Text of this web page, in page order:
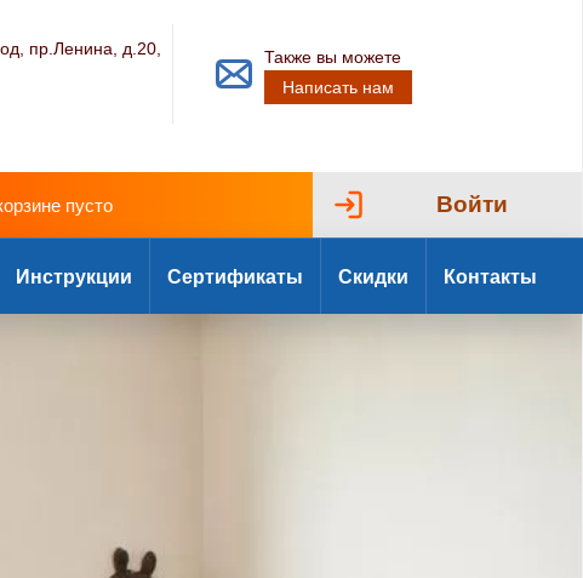
пр.Ленина, д.20,
Также вы можете
Написать нам
пусто Войти
Инструкции Сертификаты Скидки Контакты